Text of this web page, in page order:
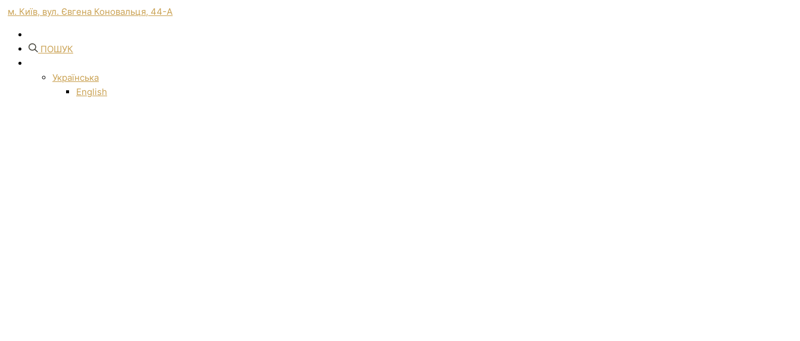
м. Київ, вул. Євгена Коновальця, 44-А
ПОШУК
Українська
English